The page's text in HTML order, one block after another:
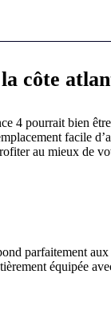
côte
4 pourrait bien
facile
au mieux de
parfaitement
équipée